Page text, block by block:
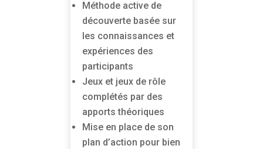
Méthode active de
découverte basée sur
les connaissances et
expériences des
participants
Jeux et jeux de rôle
complétés par des
apports théoriques
Mise en place de son
plan d’action pour bien